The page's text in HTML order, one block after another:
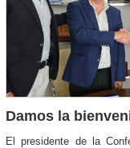
Damos la
El presidente de la